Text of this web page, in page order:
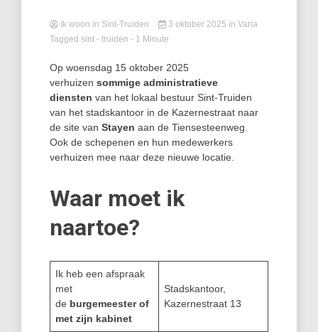
Ik woon in Sint-Truiden 3 oktober 2025 in Varia
Tagged sint - truiden - 1 Minute
Op woensdag 15 oktober 2025
verhuizen sommige administratieve
diensten van het lokaal bestuur Sint-Truiden
van het stadskantoor in de Kazernestraat naar
de site van Stayen aan de Tiensesteenweg.
Ook de schepenen en hun medewerkers
verhuizen mee naar deze nieuwe locatie.
Waar moet ik
naartoe?
Ik heb een afspraak
met
de burgemeester of
met zijn kabinet
Stadskantoor,
Kazernestraat 13